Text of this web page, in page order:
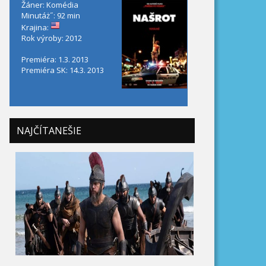
Žáner: Komédia
Minutáż˝: 92 min
Krajina:
Rok výroby: 2012
Premiéra: 1.3. 2013
Premiéra SK: 14.3. 2013
NAJČÍTANEŠIE